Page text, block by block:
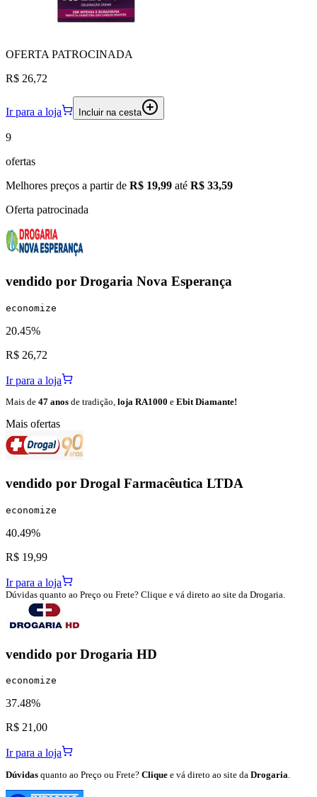
OFERTAPATROCINADA
R$ 26,72
Ir para a loja Incluir na cesta
9
ofertas
Melhores preços a partir de R$ 19,99 até R$ 33,59
Oferta patrocinada
vendido por Drogaria Nova Esperança
economize
20.45%
R$ 26,72
Ir para a loja
Mais de 47 anos de tradição, loja RA1000 e Ebit Diamante!
Mais ofertas
vendido por Drogal Farmacêutica LTDA
economize
40.49%
R$ 19,99
Ir para a loja
Dúvidas quanto ao Preço ou Frete? Clique e vá direto ao site da Drogaria.
vendido por Drogaria HD
economize
37.48%
R$ 21,00
Ir para a loja
Dúvidas quanto ao Preço ou Frete? Clique e vá direto ao site da Drogaria